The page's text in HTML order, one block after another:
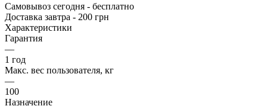
Самовывоз сегодня - бесплатно
Доставка завтра - 200 грн
Характеристики
Гарантия
—
1 год
Макс. вес пользователя, кг
—
100
Назначение